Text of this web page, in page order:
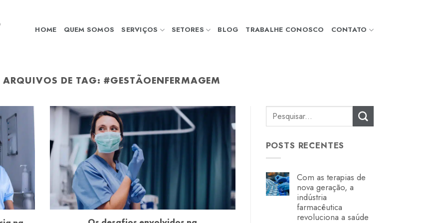
HOME QUEM SOMOS SERVIÇOS SETORES BLOG TRABALHE CONOSCO CONTATO
ARQUIVOS DE TAG: #GESTÃOENFERMAGEM
POSTS RECENTES
Com as terapias de
nova geração, a
indústria
farmacêutica
revoluciona a saúde